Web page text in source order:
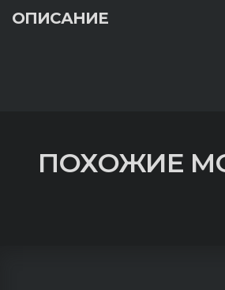
ОПИСАНИЕ
ПОХОЖИЕ